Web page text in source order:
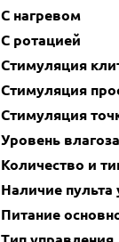
С нагревом
С ротацией
Стимуляция
Стимуляция
Стимуляция
Уровень
Количество и
Наличие пульта
Питание